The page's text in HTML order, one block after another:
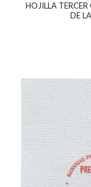
HOJILLA
DE